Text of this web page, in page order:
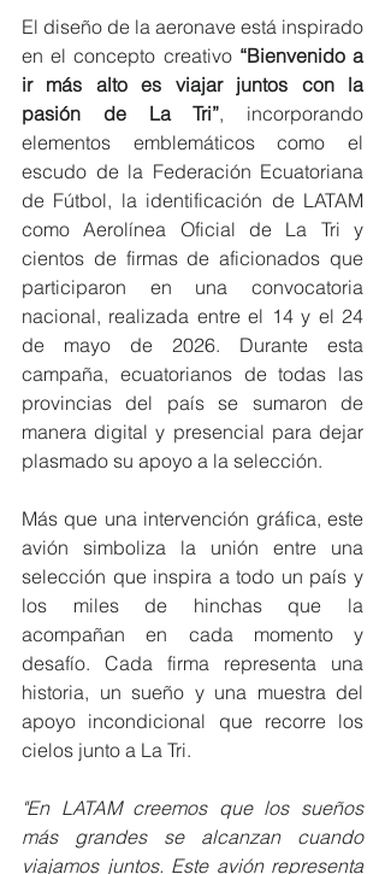
El diseño de la aeronave está inspirado
en el concepto creativo “Bienvenido a
ir más alto es viajar juntos con la
pasión de La Tri”, incorporando
elementos emblemáticos como el
escudo de la Federación Ecuatoriana
de Fútbol, la identificación de LATAM
como Aerolínea Oficial de La Tri y
cientos de firmas de aficionados que
participaron en una convocatoria
nacional, realizada entre el 14 y el 24
de mayo de 2026. Durante esta
campaña, ecuatorianos de todas las
provincias del país se sumaron de
manera digital y presencial para dejar
plasmado su apoyo a la selección.
Más que una intervención gráfica, este
avión simboliza la unión entre una
selección que inspira a todo un país y
los miles de hinchas que la
acompañan en cada momento y
desafío. Cada firma representa una
historia, un sueño y una muestra del
apoyo incondicional que recorre los
cielos junto a La Tri.
"En LATAM creemos que los sueños
más grandes se alcanzan cuando
viajamos juntos. Este avión representa